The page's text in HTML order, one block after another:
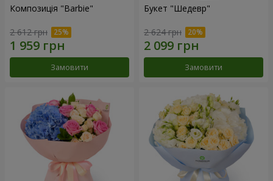
Композиція "Barbie"
2 612 грн
Замовити
Букет "Шедевр"
2 624 грн
Замовити